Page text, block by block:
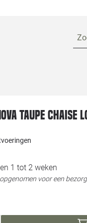
Taupe Chaise
1 tot 2 weken
voor een